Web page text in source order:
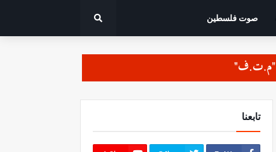
صوت فلسطين
تابعنا